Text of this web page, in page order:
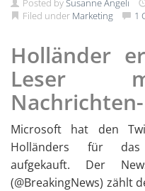
Posted bySusanne Angeli
Filed under Marketing 1
Holländer
Leser
Microsoft hat den
Holländers für
aufgekauft. Der
(@BreakingNews) zählt